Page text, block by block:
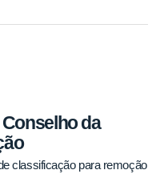
Conselho da
classificação para remoção